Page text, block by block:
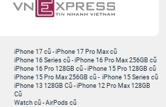
iPhone 17 cũ -iPhone 17 Pro Max cũ
iPhone 16 Series cũ - iPhone 16 Pro Max 256GB cũ
iPhone 16 Pro 128GB cũ -iPhone 15 Pro 128GB cũ
iPhone 15 Pro Max 256GB cũ - iPhone 15 Series cũ
iPhone 13 128GB Cũ -iPhone 12 Pro Max 128GB
Cũ
Watch cũ -AirPods cũ